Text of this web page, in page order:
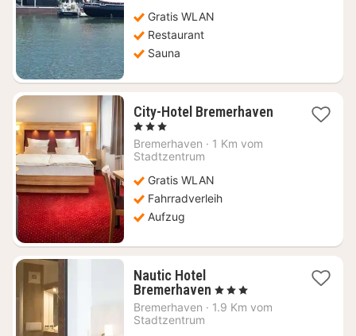
Gratis WLAN
Restaurant
Sauna
City-Hotel Bremerhaven2
, 3 Sterne
Bremerhaven · 1 Km vom
Stadtzentrum
Gratis WLAN
Fahrradverleih
Aufzug
Nautic Hotel
Bremerhaven 2
Nächte
, 3 Sterne
Bremerhaven · 1.9 Km vom
Stadtzentrum